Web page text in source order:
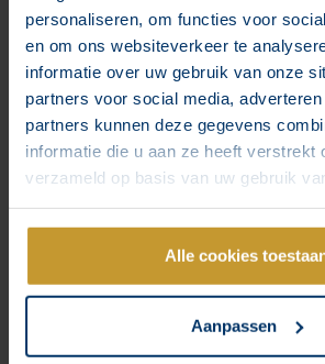
personaliseren, om functies voor
en om ons websiteverkeer te
informatie over uw gebruik van onze
partners voor social media,
partners kunnen deze gegevens
informatie die u aan ze heeft verstrekt
verzameld op basis van uw gebruik
Alle cookies
Aanpassen
Facebook Twitter
LinkedIn
Scriptie hippische